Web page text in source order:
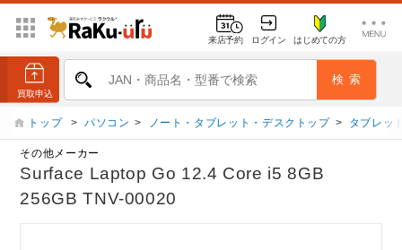
来店予約 ログイン はじめての方
トップ > パソコン > ノート・タブレット・デスクトップ > タブレッ
その他メーカー
Surface Laptop Go 12.4 Core i5 8GB
256GB TNV-00020